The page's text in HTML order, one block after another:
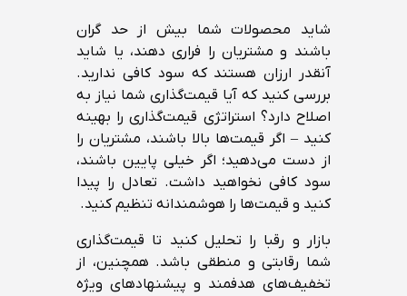
شاید محصولات شما بیش از حد گران
باشند و مشتریان را فراری دهند، یا شاید
آنقدر ارزان هستند که سود کافی ندارید.
بررسی کنید که آیا قیمت‌گذاری شما نیاز به
اصلاح دارد؟ استراتژی قیمت‌گذاری را بهینه
کنید – اگر قیمت‌ها بالا باشند، مشتریان را
از دست می‌دهید؛ اگر خیلی پایین باشند،
سود کافی نخواهید داشت. تعادل را پیدا
کنید و قیمت‌ها را هوشمندانه تنظیم کنید.
بازار و رقبا را تحلیل کنید تا قیمت‌گذاری
شما رقابتی و منطقی باشد. همچنین، از
تخفیف‌های هدفمند و پیشنهادهای ویژه